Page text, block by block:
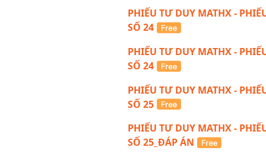
PHIẾU TƯ DUY MATHX -
SỐ 24
PHIẾU TƯ DUY MATHX -
SỐ 24
PHIẾU TƯ DUY MATHX -
SỐ 25
PHIẾU TƯ DUY MATHX -
SỐ 25_ĐÁP ÁN